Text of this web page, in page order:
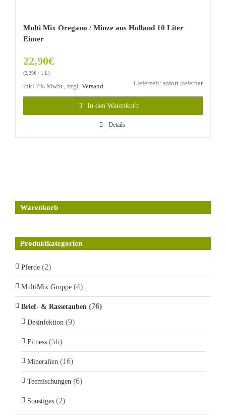
Multi Mix Oregano / Minze aus Holland 10 Liter
Eimer
22,90€
(2,29€ / 1 L)
inkl 7% MwSt., zzgl. Versand Lieferzeit: sofort lieferbar
In den Warenkorb
Details
Warenkorb
Produktkategorien
Pferde (2)
MultiMix Gruppe (4)
Brief- & Rassetauben (76)
Desinfektion (9)
Fitness (56)
Mineralien (16)
Teemischungen (6)
Sonstiges (2)